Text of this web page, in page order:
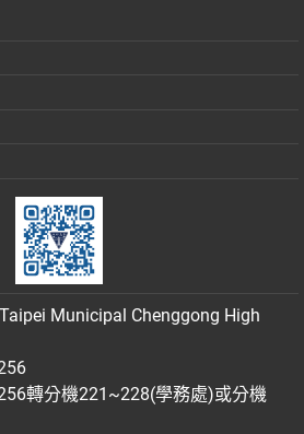
Taipei Municipal Chenggong High
轉分機221~228(學務處)或分機